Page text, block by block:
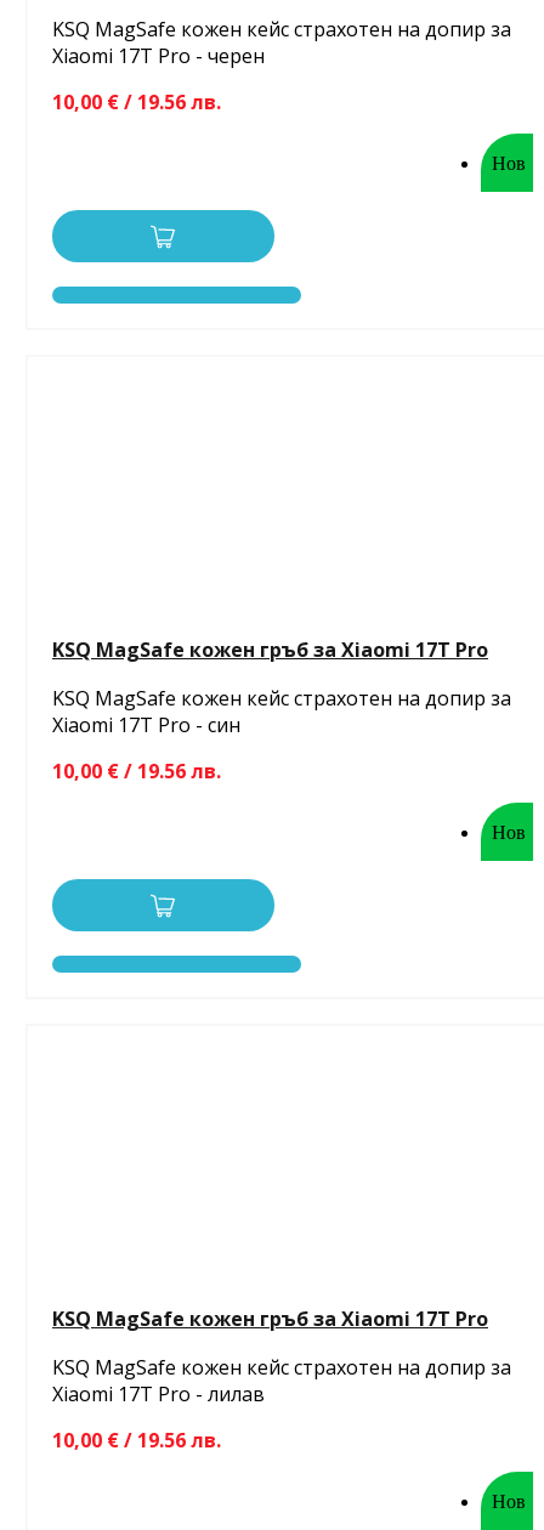
KSQ MagSafe кожен кейс страхотен на допир за
Xiaomi 17T Pro - черен
10,00 € / 19.56 лв.
Нов
KSQ MagSafe кожен гръб за Xiaomi 17T Pro
KSQ MagSafe кожен кейс страхотен на допир за
Xiaomi 17T Pro - син
10,00 € / 19.56 лв.
Нов
KSQ MagSafe кожен гръб за Xiaomi 17T Pro
KSQ MagSafe кожен кейс страхотен на допир за
Xiaomi 17T Pro - лилав
10,00 € / 19.56 лв.
Нов